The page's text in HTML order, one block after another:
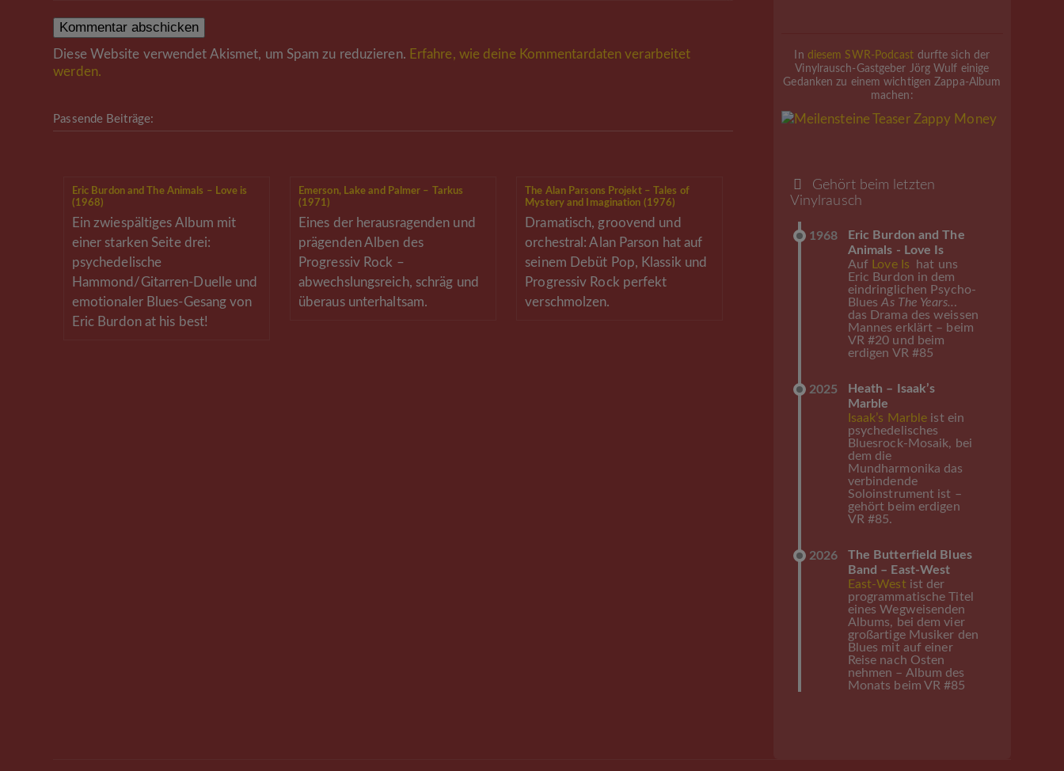
Diese Website verwendet Akismet, um Spam zu reduzieren. Erfahre, wie deine Kommentardaten verarbeitet
werden.
Passende Beiträge:
Eric Burdon and The Animals – Love is
(1968)
Ein zwiespältiges Album mit
einer starken Seite drei:
psychedelische
Hammond/Gitarren-Duelle und
emotionaler Blues-Gesang von
Eric Burdon at his best!
Emerson, Lake and Palmer – Tarkus
(1971)
Eines der herausragenden und
prägenden Alben des
Progressiv Rock –
abwechslungsreich, schräg und
überaus unterhaltsam.
The Alan Parsons Projekt – Tales of
Mystery and Imagination (1976)
Dramatisch, groovend und
orchestral: Alan Parson hat auf
seinem Debüt Pop, Klassik und
Progressiv Rock perfekt
verschmolzen.
In diesem SWR-Podcast durfte sich der
Vinylrausch-Gastgeber Jörg Wulf einige
Gedanken zu einem wichtigen Zappa-Album
machen:
Gehört beim letzten
Vinylrausch
1968
Eric Burdon and The
Animals - Love Is
Auf
Love Is hat uns
Eric Burdon in dem
eindringlichen Psycho-
BluesAs The Years...
das Drama des weissen
Mannes erklärt – beim
VR #20 und beim
erdigen VR #85
2025
Heath – Isaak’s
Marble
Isaak’s Marble ist ein
psychedelisches
Bluesrock-Mosaik, bei
dem die
Mundharmonika das
verbindende
Soloinstrument ist –
gehört beim erdigen
VR #85.
2026
The Butterfield Blues
Band – East-West
East-Westist der
programmatische Titel
eines Wegweisenden
Albums, bei dem vier
großartige Musiker den
Blues mit auf einer
Reise nach Osten
nehmen – Album des
Monats beim VR #85